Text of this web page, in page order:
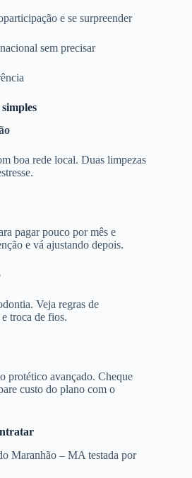
e se surpreender
sem precisar
boa rede local. Duas limpezas
pagar pouco por mês e
e vá ajustando depois.
Veja regras de
troca de fios.
protético avançado. Cheque
custo do plano com o
Maranhão – MA testada por